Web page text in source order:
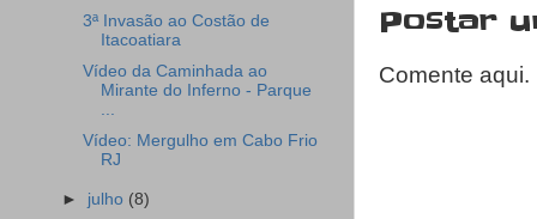
Postar
Comente aqui.
3ª Invasão ao Costão de
Itacoatiara
Vídeo da Caminhada ao
Mirante do Inferno - Parque
Vídeo: Mergulho em Cabo Frio
RJ
► julho (8)